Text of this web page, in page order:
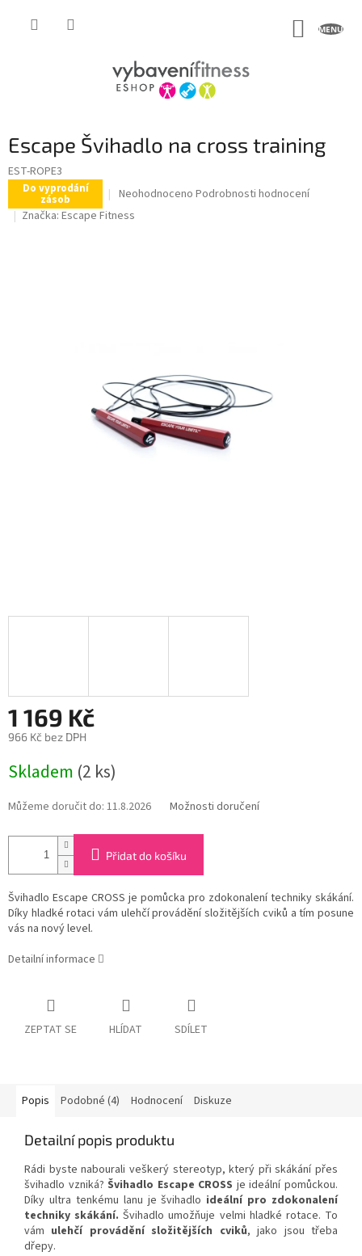
Escape Švihadlo na cross training
EST-ROPE3
Do vyprodání
zásob
Průměrné
produktu
Neohodnoceno Podrobnosti hodnocení
Značka: Escape Fitness
1 169 Kč
966 Kč bez DPH
cena:
Skladem (2 ks)
Můžeme doručit do: 11.8.2026 Možnosti doručení
Přidat do košíku
Švihadlo Escape CROSS je pomůcka pro zdokonalení techniky skákání.
Díky hladké rotaci vám ulehčí provádění složitějších cviků a tím posune
vás na nový level.
Detailní informace
ZEPTAT SE HLÍDAT SDÍLET
Popis Podobné (4) Hodnocení Diskuze
Detailní popis produktu
Rádi byste nabourali veškerý stereotyp, který při skákání přes
švihadlo vzniká?Švihadlo Escape CROSS je ideální pomůckou.
Díky ultra tenkému lanu je švihadlo ideální pro zdokonalení
techniky skákání. Švihadlo umožňuje velmi hladké rotace. To
vám ulehčí provádění složitějších cviků, jako jsou třeba
dřepy.